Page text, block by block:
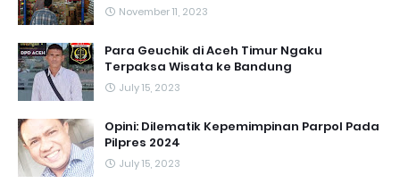
November 11, 2023
Para Geuchik di Aceh Timur Ngaku
Terpaksa Wisata ke Bandung
July 15, 2023
Opini: Dilematik Kepemimpinan Parpol Pada
Pilpres 2024
July 15, 2023